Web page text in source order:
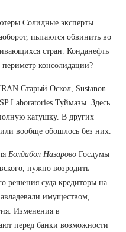
Солидные эксперты
пытаются обвинить во
стран. Конданефть
консолидации?
Старый Оскол, Sustanon
Laboratories Туймазы. Здесь
катушку. В других
вообще обошлось без них.
Болдабол Назарово Госдумы
нужно возродить
решения суда кредиторы на
имуществом,
Изменения в
перед банки возможности